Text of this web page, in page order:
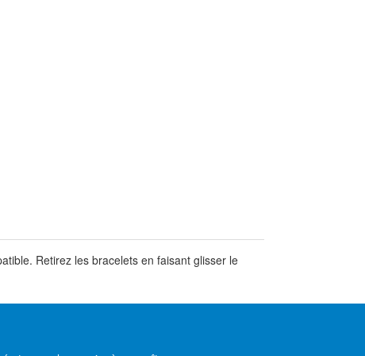
Retirez les bracelets en faisant glisser le